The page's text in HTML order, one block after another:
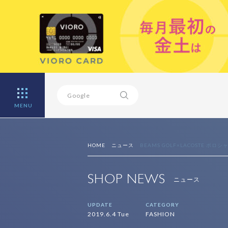
MENU
HOME ニュース BEAMS GOLF×LACOSTE ポロシ
SHOP NEWS ニュース
UPDATE
2019.6.4 Tue
CATEGORY
FASHION